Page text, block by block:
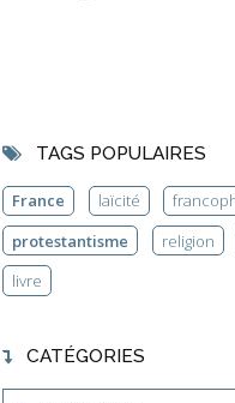
TAGS POPULAIRES
France laïcité
protestantisme
religion
livre
CATÉGORIES